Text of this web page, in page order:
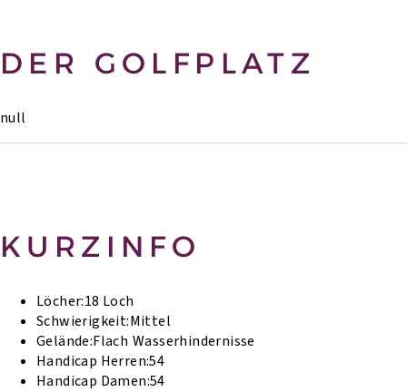
DER GOLFPLATZ
null
KURZINFO
Löcher:18 Loch
Schwierigkeit:Mittel
Gelände:Flach Wasserhindernisse
Handicap Herren:54
Handicap Damen:54